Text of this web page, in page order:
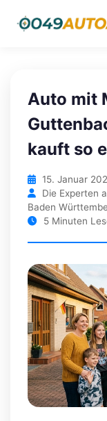
Auto mit
kauft so
15. Januar
Die Experten
Baden
5 Minuten